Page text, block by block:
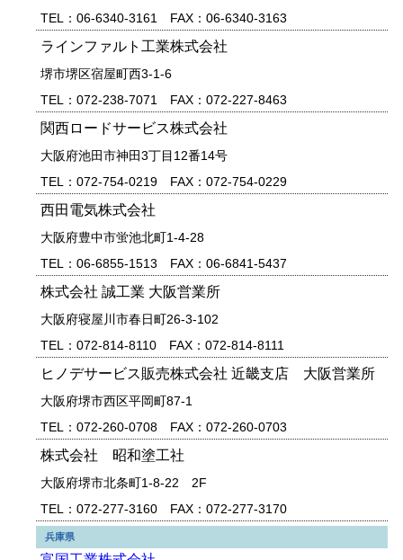
TEL：06-6340-3161 FAX：06-6340-3163
ラインファルト工業株式会社
堺市堺区宿屋町西3-1-6
TEL：072-238-7071 FAX：072-227-8463
関西ロードサービス株式会社
大阪府池田市神田3丁目12番14号
TEL：072-754-0219 FAX：072-754-0229
西田電気株式会社
大阪府豊中市蛍池北町1-4-28
TEL：06-6855-1513 FAX：06-6841-5437
株式会社 誠工業 大阪営業所
大阪府寝屋川市春日町26-3-102
TEL：072-814-8110 FAX：072-814-8111
ヒノデサービス販売株式会社 近畿支店 大阪営業所
大阪府堺市西区平岡町87-1
TEL：072-260-0708 FAX：072-260-0703
株式会社 昭和塗工社
大阪府堺市北条町1-8-22 2F
TEL：072-277-3160 FAX：072-277-3170
兵庫県